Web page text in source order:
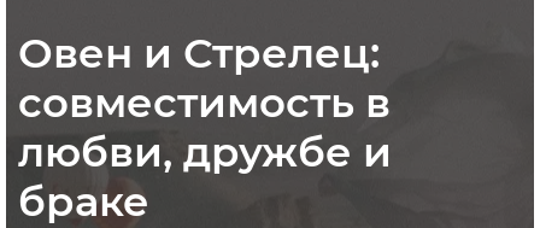
Овен и Стрелец:
совместимость в
любви, дружбе и
браке